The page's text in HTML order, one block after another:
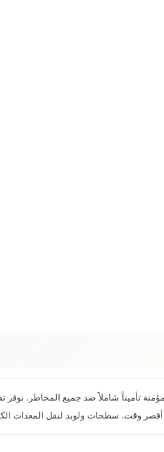
مؤمنة تأميناً شاملاً ضد جميع
وقت. سطحات ولوبد لنقل المعدات